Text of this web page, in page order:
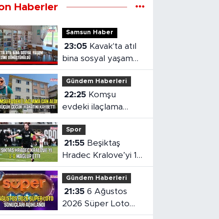
Haberler
Samsun Haber
23:05
bina sosyal yaşam
merkezine
dönüştürüldü
Gündem Haberleri
22:25
evdeki ilaçlama
küçük çocuğun
ölümüne neden oldu
Spor
21:55
Hradec Kralove’yi 1-
0 mağlup etti
Gündem Haberleri
21:35 6 Ağustos
2026 Süper Loto
sonuçları açıklandı